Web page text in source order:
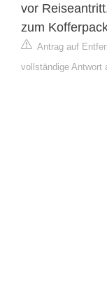
vor
zum
Antrag auf
vollständige Antwort